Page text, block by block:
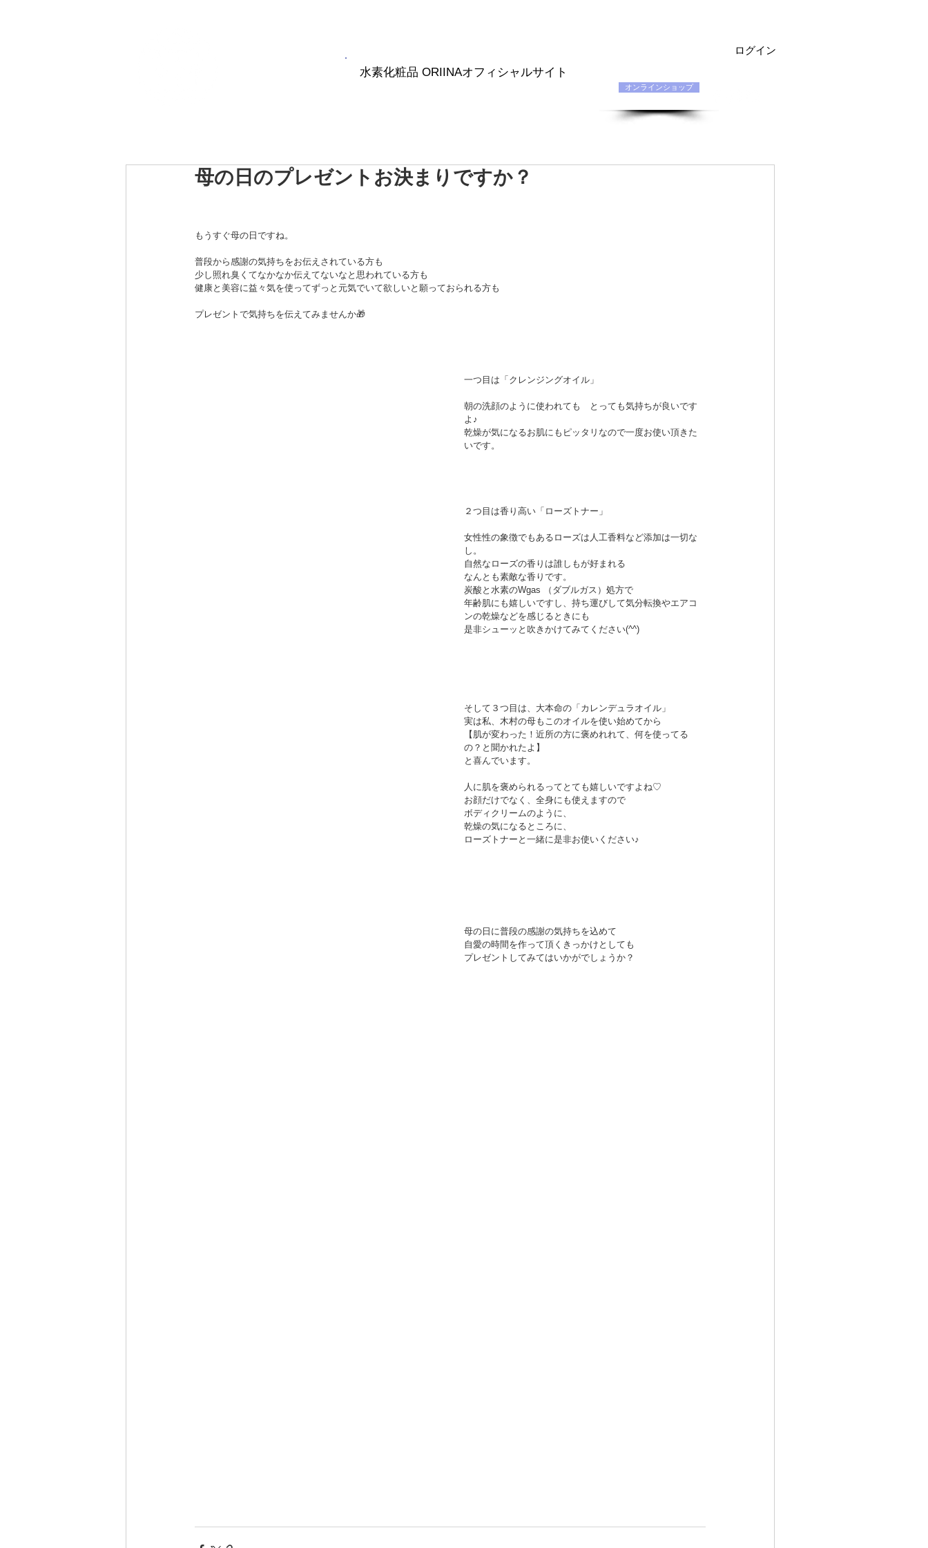
水素化粧品 ORIINAオフィシャルサイト
ログイン
オンラインショップ
母の日のプレゼントお決まりですか？
もうすぐ母の日ですね。
普段から感謝の気持ちをお伝えされている方も
少し照れ臭くてなかなか伝えてないなと思われている方も
健康と美容に益々気を使ってずっと元気でいて欲しいと願っておられる方も
プレゼントで気持ちを伝えてみませんか🎁
一つ目は「クレンジングオイル」
朝の洗顔のように使われても　とっても気持ちが良いです
よ♪
乾燥が気になるお肌にもピッタリなので一度お使い頂きた
いです。
２つ目は香り高い「ローズトナー」
女性性の象徴でもあるローズは人工香料など添加は一切な
し。
自然なローズの香りは誰しもが好まれる
なんとも素敵な香りです。
炭酸と水素のWgas （ダブルガス）処方で
年齢肌にも嬉しいですし、持ち運びして気分転換やエアコ
ンの乾燥などを感じるときにも
是非シューッと吹きかけてみてください(^^)
そして３つ目は、大本命の「カレンデュラオイル」
実は私、木村の母もこのオイルを使い始めてから
【肌が変わった！近所の方に褒めれれて、何を使ってる
の？と聞かれたよ】
と喜んでいます。
人に肌を褒められるってとても嬉しいですよね♡
お顔だけでなく、全身にも使えますので
ボディクリームのように、
乾燥の気になるところに、
ローズトナーと一緒に是非お使いください♪
母の日に普段の感謝の気持ちを込めて
自愛の時間を作って頂くきっかけとしても
プレゼントしてみてはいかがでしょうか？